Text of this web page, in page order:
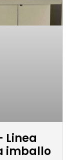
Linea
imballo